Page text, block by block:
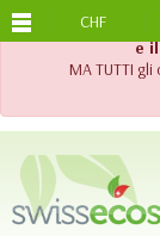
!! Importante !!
e
MA TUTTI
CHF